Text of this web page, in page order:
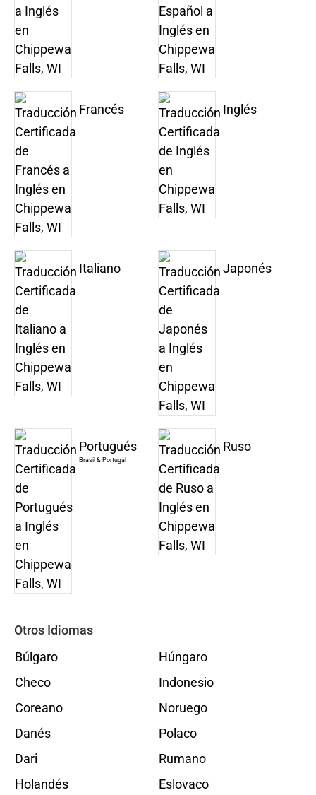
Francés Inglés
Italiano Japonés
Portugués
Brasil & Portugal
Ruso
Otros Idiomas
Búlgaro
Checo
Coreano
Danés
Dari
Holandés
Húngaro
Indonesio
Noruego
Polaco
Rumano
Eslovaco